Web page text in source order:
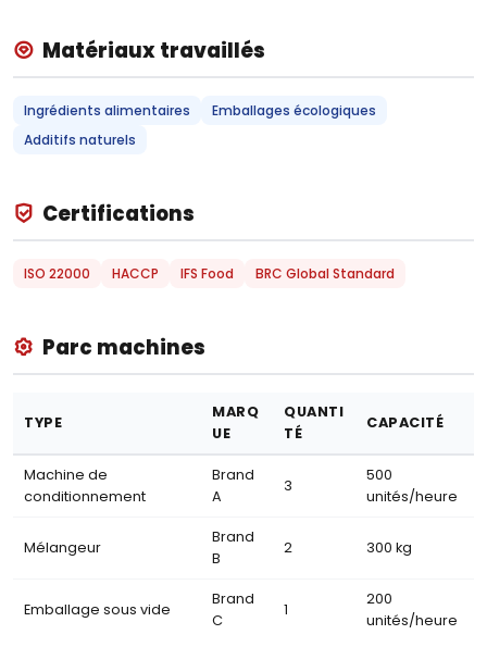
Matériaux travaillés
Ingrédients alimentaires
Emballages écologiques
Additifs naturels
Certifications
ISO 22000 HACCP IFS Food BRC Global Standard
Parc machines
TYPE
MARQ
UE
QUANTI
TÉ
CAPACITÉ
Machine de
conditionnement
Brand
A
3
500
unités/heure
Mélangeur
Brand
B
2 300 kg
Emballage sous vide
Brand
C
1
200
unités/heure